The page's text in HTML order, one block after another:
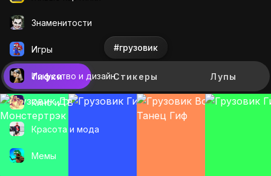
Знаменитости
Игры
Искусcтво и дизайн
Кино и ТВ
Красота и мода
Мемы
#грузовик
Гифки Стикеры Лупы